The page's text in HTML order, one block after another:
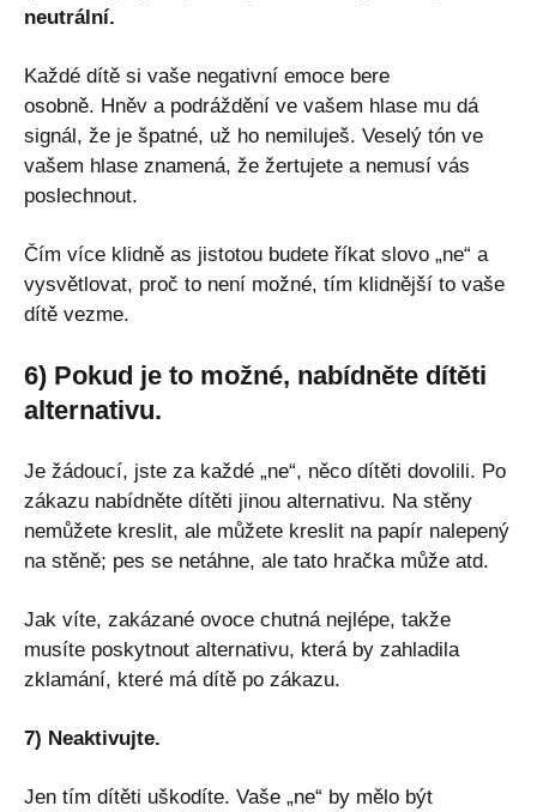
neutrální.
Každé dítě si vaše negativní emoce bere
osobně. Hněv a podráždění ve vašem hlase mu dá
signál, že je špatné, už ho nemiluješ. Veselý tón ve
vašem hlase znamená, že žertujete a nemusí vás
poslechnout.
Čím více klidně as jistotou budete říkat slovo „ne“ a
vysvětlovat, proč to není možné, tím klidnější to vaše
dítě vezme.
6) Pokud je to možné, nabídněte dítěti
alternativu.
Je žádoucí, jste za každé „ne“, něco dítěti dovolili. Po
zákazu nabídněte dítěti jinou alternativu. Na stěny
nemůžete kreslit, ale můžete kreslit na papír nalepený
na stěně; pes se netáhne, ale tato hračka může atd.
Jak víte, zakázané ovoce chutná nejlépe, takže
musíte poskytnout alternativu, která by zahladila
zklamání, které má dítě po zákazu.
7) Neaktivujte.
Jen tím dítěti uškodíte. Vaše „ne“ by mělo být